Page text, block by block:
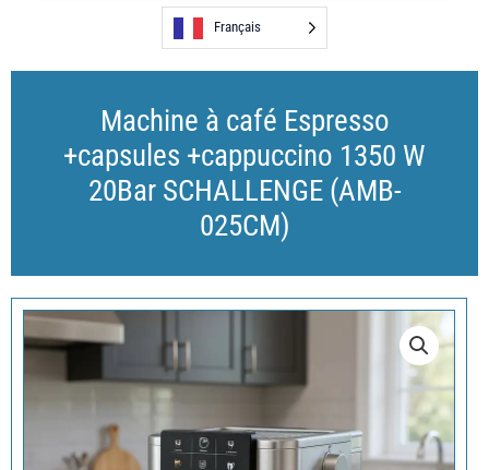
Français
Machine à café Espresso
+capsules +cappuccino 1350 W
20Bar SCHALLENGE (AMB-
025CM)